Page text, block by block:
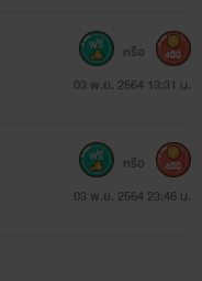
03 พ.ย. 2564 13:31 น.
หรือ 400
03 พ.ย. 2564 23:46 น.
หรือ 400